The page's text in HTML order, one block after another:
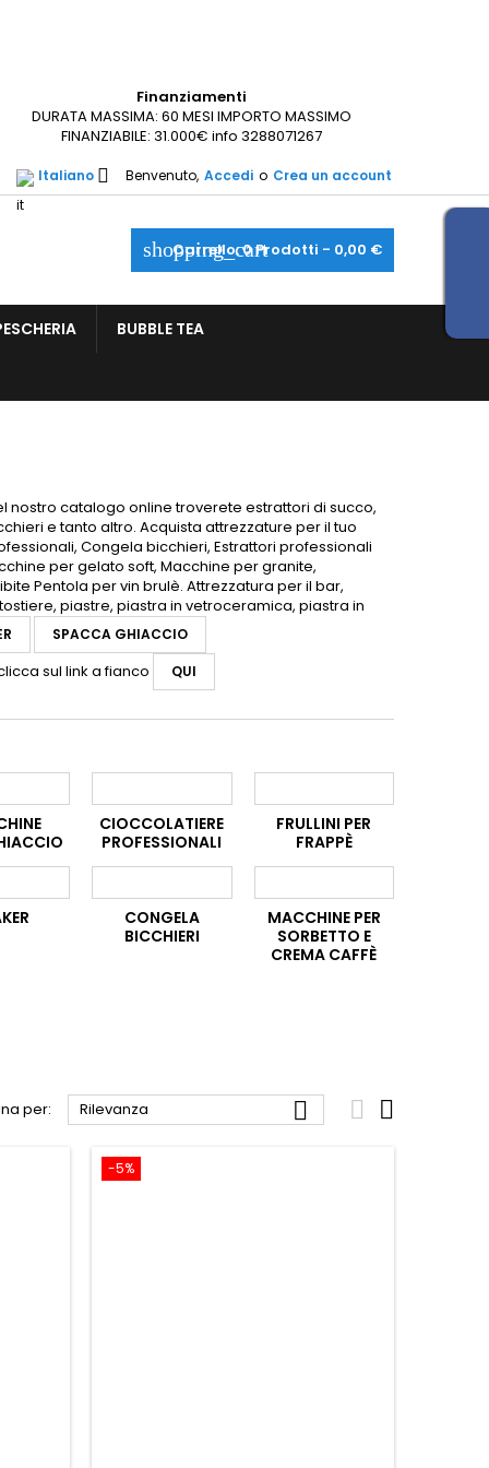
Finanziamenti
DURATA MASSIMA: 60 MESI IMPORTO MASSIMO
FINANZIABILE: 31.000€ info 3288071267
Benvenuto, Accedi o Crea un account
Italiano 
shopping_cart
Carrello:0Prodotti - 0,00 €
BUBBLE TEA
nostro catalogo online troverete estrattori di succo,
e tanto altro. Acquista attrezzature per il tuo
Congela bicchieri, Estrattori professionali
per gelato soft, Macchine per granite,
Pentola per vin brulè. Attrezzatura per il bar,
piastre, piastra in vetroceramica, piastra in
SPACCA GHIACCIO
sul link a fianco QUI
CIOCCOLATIERE
PROFESSIONALI
FRULLINI PER
FRAPPÈ
CONGELA
BICCHIERI
MACCHINE PER
SORBETTO E
CREMA CAFFÈ
per: Rilevanza   
-5%